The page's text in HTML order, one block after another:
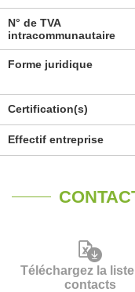
N° de TVA
intracommunautaire
Forme juridique
Certification(s)
Effectif entreprise
Téléchargez la
contacts